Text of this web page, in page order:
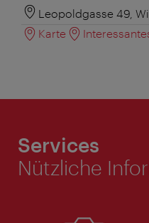
Leopoldgasse 49,
Karte
Services
Nützliche